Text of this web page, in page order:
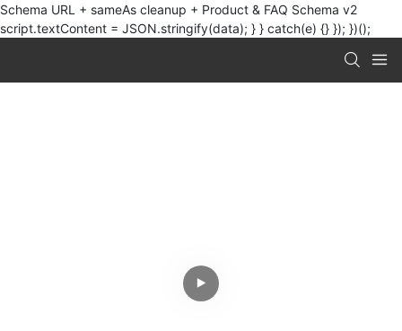
Schema URL + sameAs cleanup + Product & FAQ Schema v2
script.textContent = JSON.stringify(data); } } catch(e) {} }); })();